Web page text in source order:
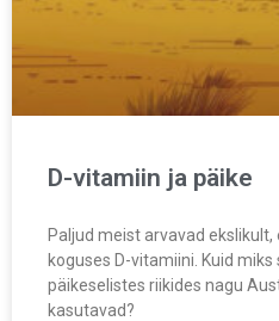
D-vitamiin ja päike
Paljud meist arvavad ekslikult,
koguses D-vitamiini. Kuid miks
päikeselistes riikides nagu
kasutavad?